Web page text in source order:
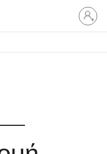
Είσοδος
στον